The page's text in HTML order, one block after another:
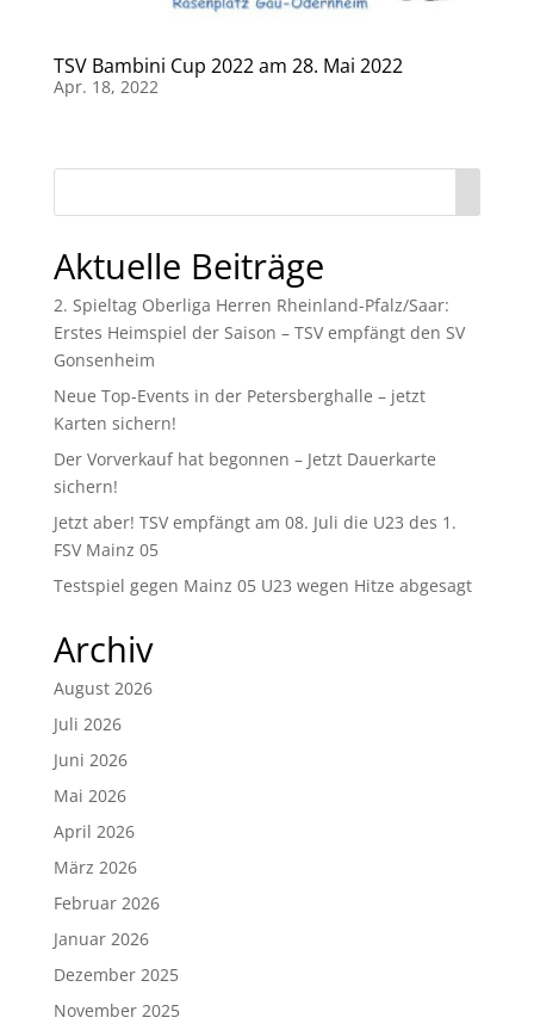
TSV Bambini Cup 2022 am 28. Mai 2022
Apr. 18, 2022
Aktuelle Beiträge
2. Spieltag Oberliga Herren Rheinland-Pfalz/Saar:
Erstes Heimspiel der Saison – TSV empfängt den SV
Gonsenheim
Neue Top-Events in der Petersberghalle – jetzt
Karten sichern!
Der Vorverkauf hat begonnen – Jetzt Dauerkarte
sichern!
Jetzt aber! TSV empfängt am 08. Juli die U23 des 1.
FSV Mainz 05
Testspiel gegen Mainz 05 U23 wegen Hitze abgesagt
Archiv
August 2026
Juli 2026
Juni 2026
Mai 2026
April 2026
März 2026
Februar 2026
Januar 2026
Dezember 2025
November 2025